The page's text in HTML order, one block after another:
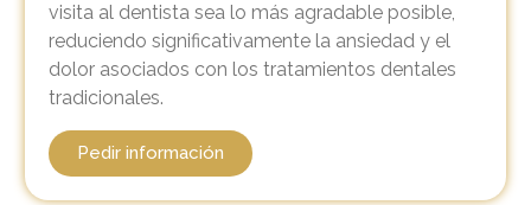
visita al dentista sea lo más agradable posible,
reduciendo significativamente la ansiedad y el
dolor asociados con los tratamientos dentales
tradicionales.
Pedir información